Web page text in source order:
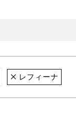
レフィーナ